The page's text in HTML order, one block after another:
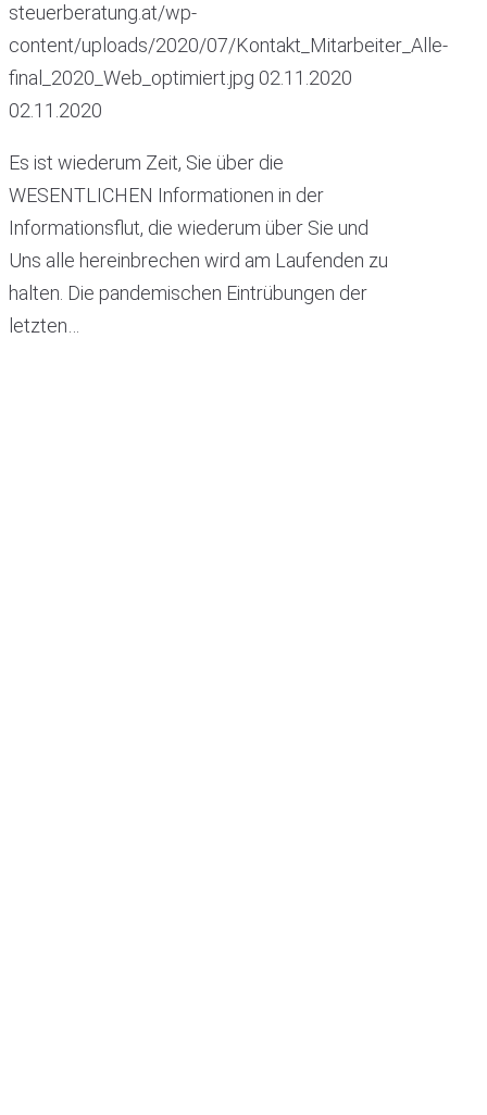
steuerberatung.at/wp-
content/uploads/2020/07/Kontakt_Mitarbeiter_Alle-
final_2020_Web_optimiert.jpg 02.11.2020
02.11.2020
Es ist wiederum Zeit, Sie über die
WESENTLICHEN Informationen in der
Informationsflut, die wiederum über Sie und
Uns alle hereinbrechen wird am Laufenden zu
halten. Die pandemischen Eintrübungen der
letzten…